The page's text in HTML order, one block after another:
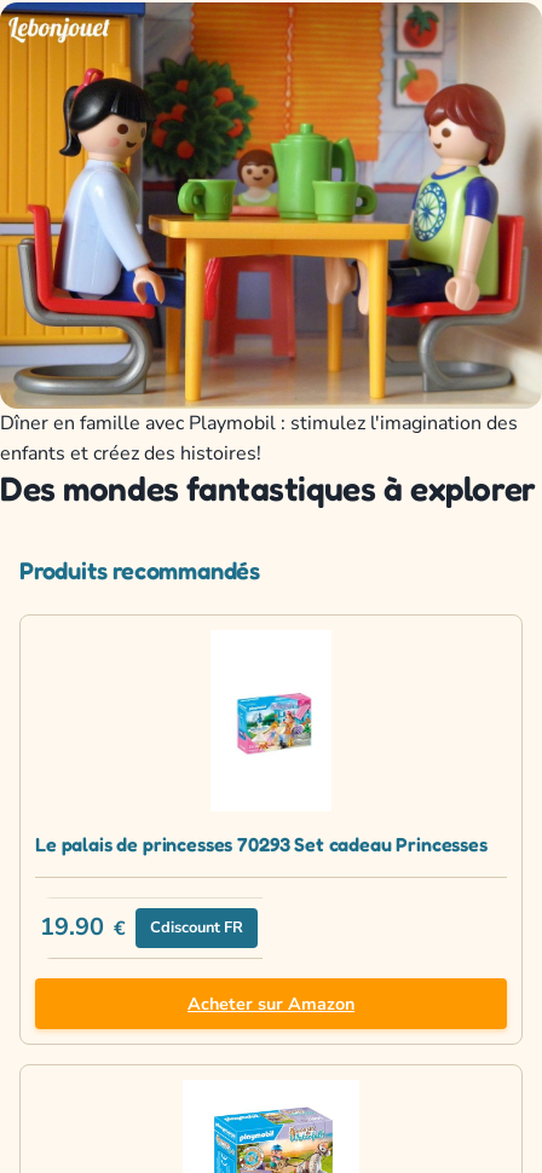
Dîner en famille avec Playmobil : stimulez l'imagination des
enfants et créez des histoires!
Des mondes fantastiques à explorer
Produits recommandés
Le palais de princesses 70293 Set cadeau Princesses
19.90 € Cdiscount FR
Acheter sur Amazon